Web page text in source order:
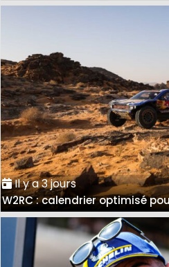
Il y a 3 jours
W2RC : calendrier optimisé